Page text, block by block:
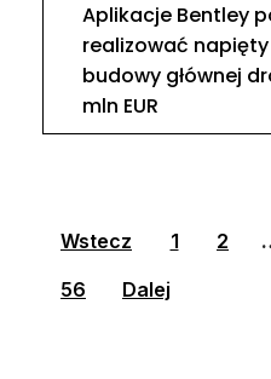
Aplikacje Bentley
realizować
budowy głównej
mln EUR
Wstecz 1 2
56
Dalej